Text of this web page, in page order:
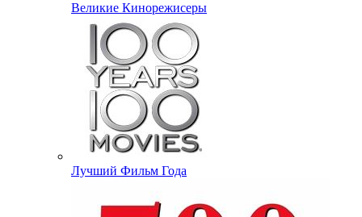
Великие Кинорежисеры
Лучший Фильм Года